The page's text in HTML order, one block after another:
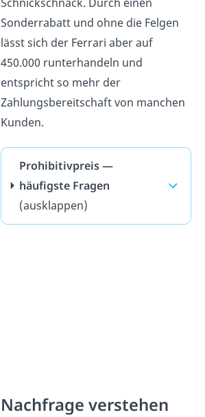
Sonderrabatt und ohne die Felgen
lässt sich der Ferrari aber auf
450.000 runterhandeln und
entspricht so mehr der
Zahlungsbereitschaft von manchen
Kunden.
Prohibitivpreis —
häufigste Fragen
(ausklappen)
Nachfrage verstehen